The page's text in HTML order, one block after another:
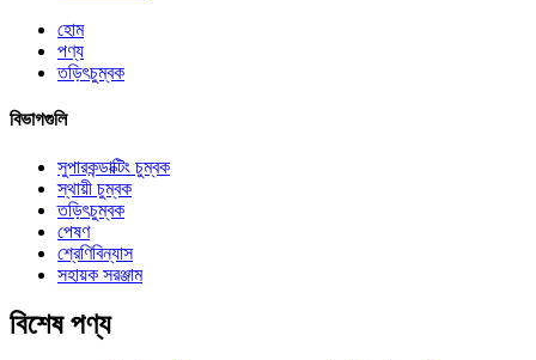
হোম
পণ্য
তড়িৎচুম্বক
বিভাগগুলি
সুপারকন্ডাক্টিং চুম্বক
স্থায়ী চুম্বক
তড়িৎচুম্বক
পেষণ
শ্রেণিবিন্যাস
সহায়ক সরঞ্জাম
বিশেষ পণ্য